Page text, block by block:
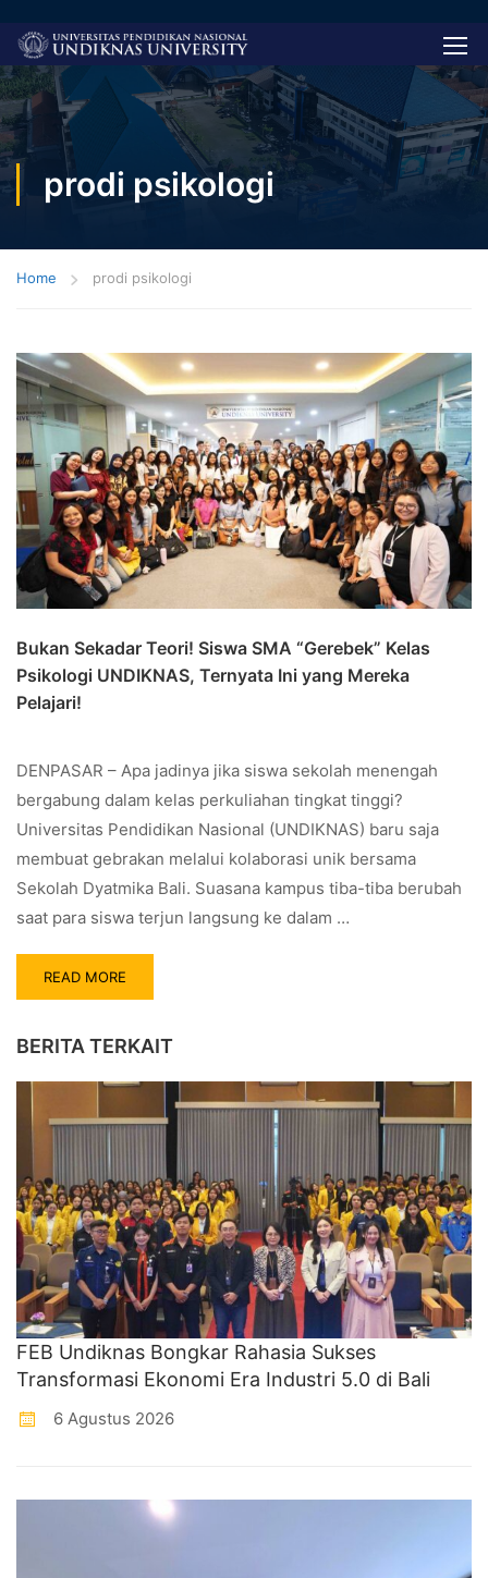
prodi psikologi
Home prodi psikologi
Bukan Sekadar Teori! Siswa SMA “Gerebek” Kelas
Psikologi UNDIKNAS, Ternyata Ini yang Mereka
Pelajari!
DENPASAR – Apa jadinya jika siswa sekolah menengah
bergabung dalam kelas perkuliahan tingkat tinggi?
Universitas Pendidikan Nasional (UNDIKNAS) baru saja
membuat gebrakan melalui kolaborasi unik bersama
Sekolah Dyatmika Bali. Suasana kampus tiba-tiba berubah
saat para siswa terjun langsung ke dalam …
READ MORE
BERITA TERKAIT
FEB Undiknas Bongkar Rahasia Sukses
Transformasi Ekonomi Era Industri 5.0 di Bali
6 Agustus 2026